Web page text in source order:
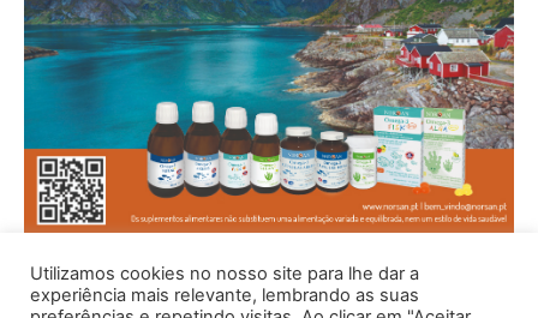
Utilizamos cookies no nosso site para lhe dar a
experiência mais relevante, lembrando as suas